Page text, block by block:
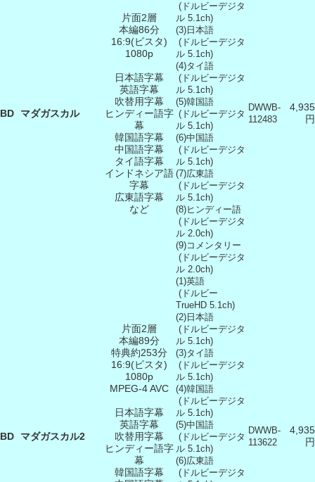
BD マダガスカル
片面2層
本編86分
16:9(ビスタ)
1080p
日本語字幕
英語字幕
吹替用字幕
ヒンディー語字
幕
韓国語字幕
中国語字幕
タイ語字幕
インドネシア語
字幕
広東語字幕
など
(ドルビーデジタ
ル 5.1ch)
(3)日本語
(ドルビーデジタ
ル 5.1ch)
(4)タイ語
(ドルビーデジタ
ル 5.1ch)
(5)韓国語
(ドルビーデジタ
ル 5.1ch)
(6)中国語
(ドルビーデジタ
ル 5.1ch)
(7)広東語
(ドルビーデジタ
ル 5.1ch)
(8)ヒンディー語
(ドルビーデジタ
ル 2.0ch)
(9)コメンタリー
(ドルビーデジタ
ル 2.0ch)
DWWB-
112483
4,935
円
BD マダガスカル2
片面2層
本編89分
特典約253分
16:9(ビスタ)
1080p
MPEG-4 AVC
日本語字幕
英語字幕
吹替用字幕
ヒンディー語字
幕
韓国語字幕
(1)英語
(ドルビー
TrueHD 5.1ch)
(2)日本語
(ドルビーデジタ
ル 5.1ch)
(3)タイ語
(ドルビーデジタ
ル 5.1ch)
(4)韓国語
(ドルビーデジタ
ル 5.1ch)
(5)中国語
(ドルビーデジタ
ル 5.1ch)
(6)広東語
(ドルビーデジタ
DWWB-
113622
4,935
円